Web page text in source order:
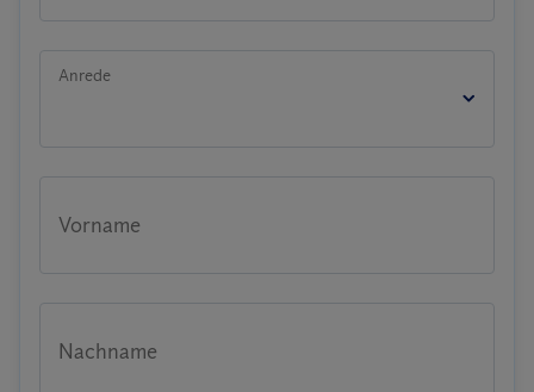
Anrede
Vorname
Nachname